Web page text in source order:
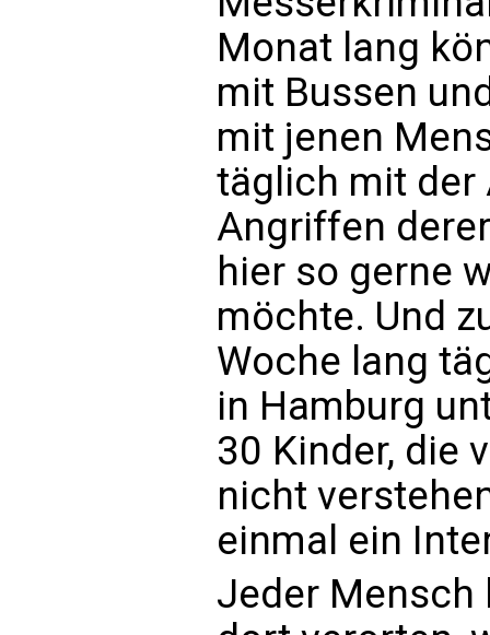
Monat lang
mit Bussen
mit jenen
täglich mit der
Angriffen
hier so gerne
möchte. Und
Woche lang
in Hamburg
30 Kinder, die
nicht
einmal ein
Jeder